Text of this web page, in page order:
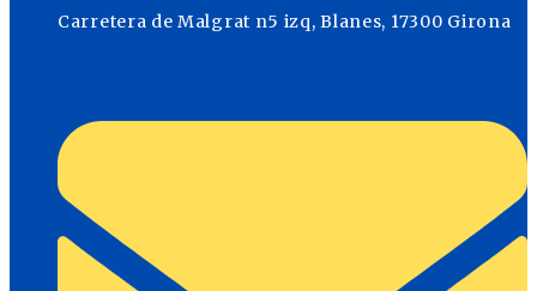
Carretera de Malgrat n5 izq, Blanes, 17300 Girona